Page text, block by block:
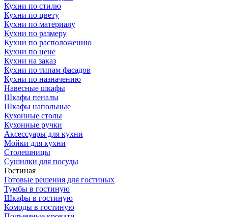
Кухни по стилю
Кухни по цвету
Кухни по материалу
Кухни по размеру
Кухни по расположению
Кухни по цене
Кухни на заказ
Кухни по типам фасадов
Кухни по назначению
Навесные шкафы
Шкафы пеналы
Шкафы напольные
Кухонные столы
Кухонные ручки
Аксессуары для кухни
Мойки для кухни
Столешницы
Сушилки для посуды
Гостиная
Готовые решения для гостиных
Тумбы в гостиную
Шкафы в гостиную
Комоды в гостиную